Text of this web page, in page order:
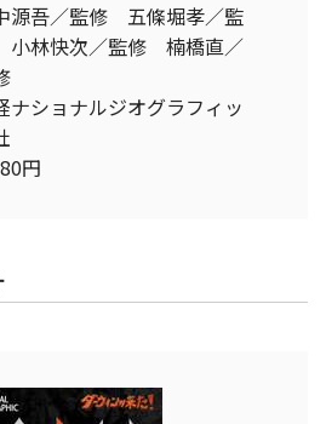
源吾／監修 五條堀孝／監
林快次／監修 楠橋直／
ナショナルジオグラフィッ
円